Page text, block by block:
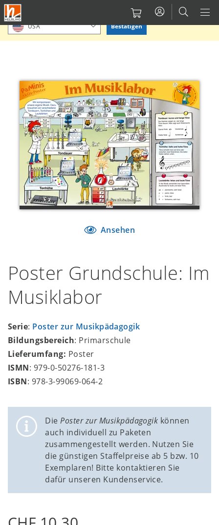
Direkt
zum
Inhalt
Bitte Standort bestätigen oder einen anderen auswählen.
USA Bestätigen
Ansehen
Poster Grundschule: Im
Musiklabor
Serie: Poster zur Musikpädagogik
Bildungsbereich: Primarschule
Lieferumfang: Poster
ISMN: 979-0-50276-181-3
ISBN: 978-3-99069-064-2
DiePoster zur Musikpädagogik können
auch individuell zu Paketen
zusammengestellt werden. Nutzen Sie
die günstigen Staffelpreise ab 5 bzw. 10
Exemplaren! Bitte kontaktieren Sie
dafür unseren Kundenservice.